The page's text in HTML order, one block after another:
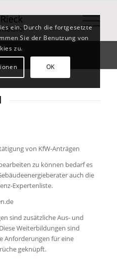
von KfW-Anträgen
zu können bedarf es
auch die
Expertenliste.
sind zusätzliche Aus- und
Weiterbildungen sind
Anforderungen für eine
geknüpft.
ein. Durch die fortgesetzte
Sie der Benutzung von
zu.
OK